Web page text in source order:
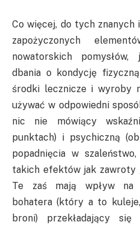
Co więcej, do tych
zapożyczonych
nowatorskich
dbania o kondycję
środki lecznicze i wyroby
używać w odpowiedni
nic nie mówiący
punktach) i psychiczną
popadnięcia w
takich efektów jak zawroty
Te zaś mają wpływ na
bohatera (który a to
broni) przekładający